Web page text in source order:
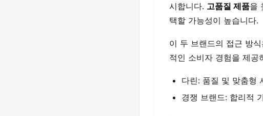
시합니다. 고품질 제품을
택할 가능성이 높습니다.
이 두 브랜드의 접근 방
적인 소비자 경험을 제공
다린: 품질 및 맞춤형
경쟁 브랜드: 합리적